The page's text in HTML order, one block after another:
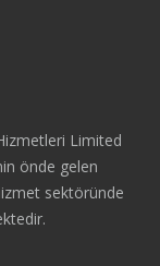
Limited
önde gelen
sektöründe